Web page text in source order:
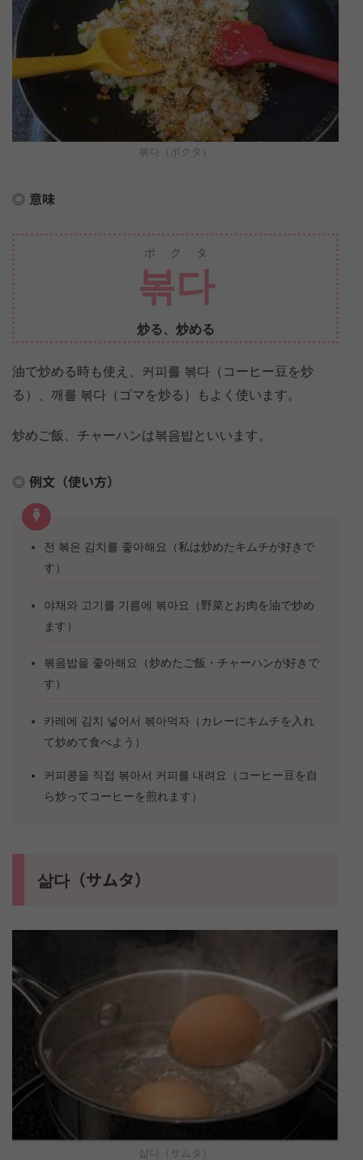
볶다（ポクタ）
意味
볶다
ポクタ
炒る、炒める
油で炒める時も使え、커피를 볶다（コーヒー豆を炒
る）、깨를 볶다（ゴマを炒る）もよく使います。
炒めご飯、チャーハンは볶음밥といいます。
例文（使い方）
전 볶은 김치를 좋아해요（私は炒めたキムチが好きで
す）
야채와 고기를 기름에 볶아요（野菜とお肉を油で炒め
ます）
볶음밥을 좋아해요（炒めたご飯・チャーハンが好きで
す）
카레에 김치 넣어서 볶아먹자（カレーにキムチを入れ
て炒めて食べよう）
커피콩을 직접 볶아서 커피를 내려요（コーヒー豆を自
ら炒ってコーヒーを煎れます）
삶다（サムタ）
삶다（サムタ）